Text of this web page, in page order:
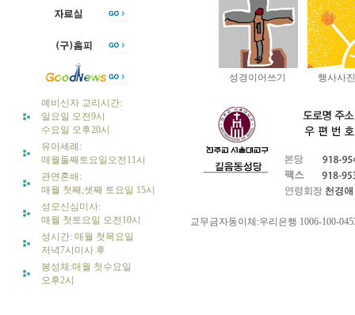
예비신자 교리시간:
일요일 오전9시
수요일 오후20시
유아세례:
매월둘째토요일오전11시
관면혼배:
매월 첫째,셋째 토요일 15시
성모신심미사:
매월 첫토요일 오전10시
성시간: 매월 첫목요일
저녁7시미사 후
봉성체:매월 첫수요일
오후2시